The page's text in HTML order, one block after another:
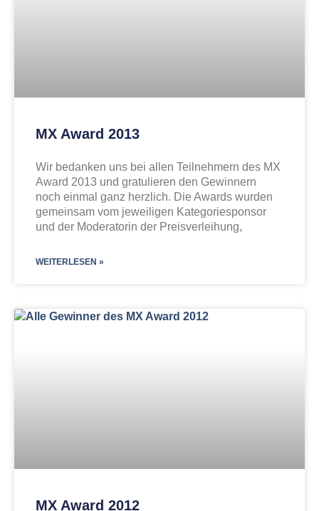
MX Award 2013
Wir bedanken uns bei allen Teilnehmern des MX
Award 2013 und gratulieren den Gewinnern
noch einmal ganz herzlich. Die Awards wurden
gemeinsam vom jeweiligen Kategoriesponsor
und der Moderatorin der Preisverleihung,
WEITERLESEN »
MX Award 2012